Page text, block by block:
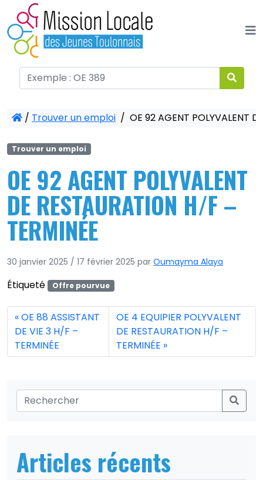
/ Trouver un emploi / OE 92 AGENT POLYVALENT
Trouver un emploi
OE 92 AGENT POLYVALENT
DE RESTAURATION H/F –
TERMINÉE
30 janvier 2025 / 17 février 2025 par Oumayma Alaya
Étiqueté Offre pourvue
OE 88 ASSISTANT
DE VIE 3 H/F –
TERMINÉE
OE 4 EQUIPIER POLYVALENT
DE RESTAURATION H/F –
TERMINÉE
Articles récents
Panneau de gestion des cookies